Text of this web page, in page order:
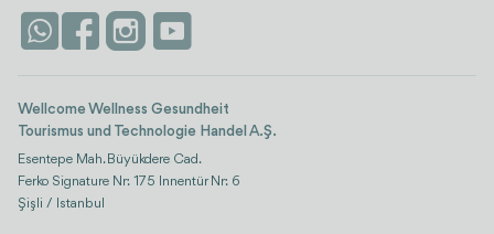
Kontaktieren Sie uns
Attraktionen
Bewertungen
Istanbul
Wellcome Wellness Gesundheit
Tourismus und Technologie Handel A.Ş.
Esentepe Mah. Büyükdere Cad.
Ferko Signature Nr: 175 Innentür Nr: 6
Şişli / Istanbul